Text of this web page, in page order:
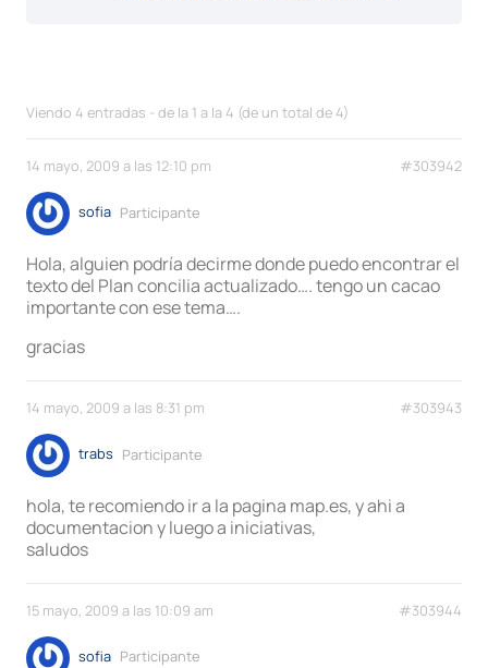
Viendo 4 entradas - de la 1 a la 4 (de un total de 4)
14 mayo, 2009 a las 12:10 pm #303942
sofia Participante
Hola, alguien podría decirme donde puedo encontrar el
texto del Plan concilia actualizado…. tengo un cacao
importante con ese tema….
gracias
14 mayo, 2009 a las 8:31 pm #303943
trabs Participante
hola, te recomiendo ir a la pagina map.es, y ahi a
documentacion y luego a iniciativas,
saludos
15 mayo, 2009 a las 10:09 am #303944
sofia Participante